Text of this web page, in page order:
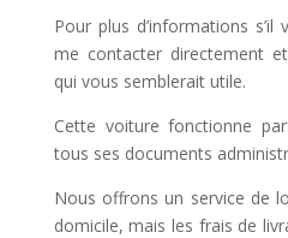
Pour plus d’informations s’il
me contacter directement
qui vous semblerait utile.
Cette voiture fonctionne
tous ses documents
Nous offrons un service de
domicile, mais les frais de